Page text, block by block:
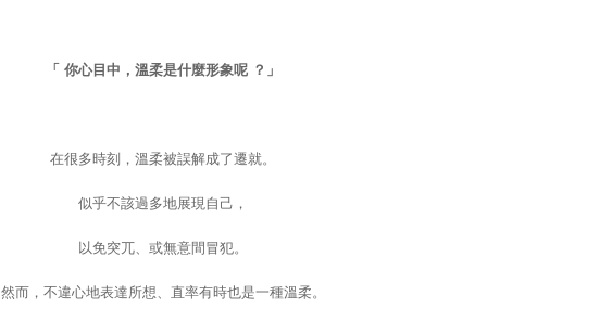
「 你心目中，溫柔是什麼形象呢 ？」
在很多時刻，溫柔被誤解成了遷就。
似乎不該過多地展現自己，
以免突兀、或無意間冒犯。
然而，不違心地表達所想、直率有時也是一種溫柔。